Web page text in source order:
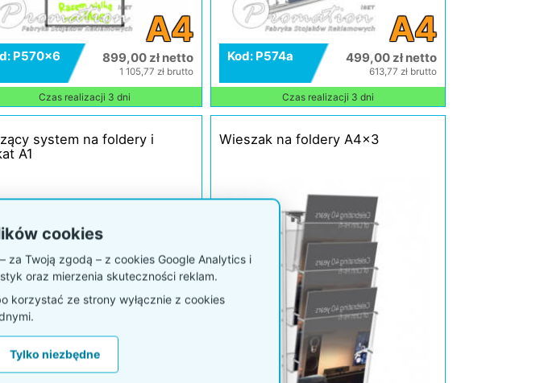
A4
P570x6 899,00 zł netto
1 105,77 zł brutto
Czas realizacji 3 dni
A4
Kod: P574a 499,00 zł netto
613,77 zł brutto
Czas realizacji 3 dni
system na foldery i
A1
Wieszak na foldery A4x3
cookies
Twoją zgodą – z cookies Google Analytics i
oraz mierzenia skuteczności reklam.
korzystać ze strony wyłącznie z cookies
Tylko niezbędne